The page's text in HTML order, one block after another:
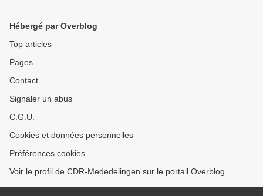
Hébergé par Overblog
Top articles
Pages
Contact
Signaler un abus
C.G.U.
Cookies et données personnelles
Préférences cookies
Voir le profil de CDR-Mededelingen sur le portail Overblog